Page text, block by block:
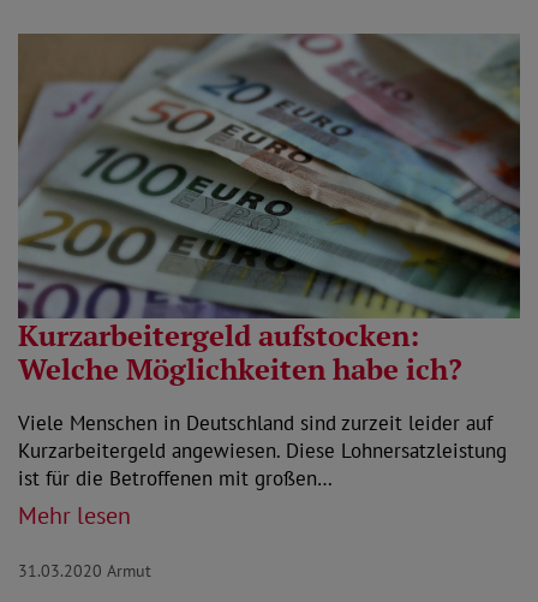
Kurzarbeitergeld aufstocken:
Welche Möglichkeiten habe ich?
Viele Menschen in Deutschland sind zurzeit leider auf
Kurzarbeitergeld angewiesen. Diese Lohnersatzleistung
ist für die Betroffenen mit großen…
Mehr lesen
31.03.2020 Armut